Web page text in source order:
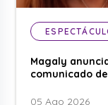
Magaly
comunicado
05 Ago 2026